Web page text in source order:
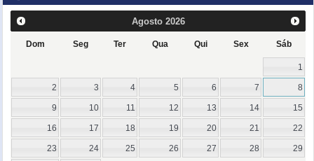
Agosto 2026
Dom Seg Ter Qua Qui Sex Sáb
1
2 3 4 5 6 7 8
9 10 11 12 13 14 15
16 17 18 19 20 21 22
23 24 25 26 27 28 29